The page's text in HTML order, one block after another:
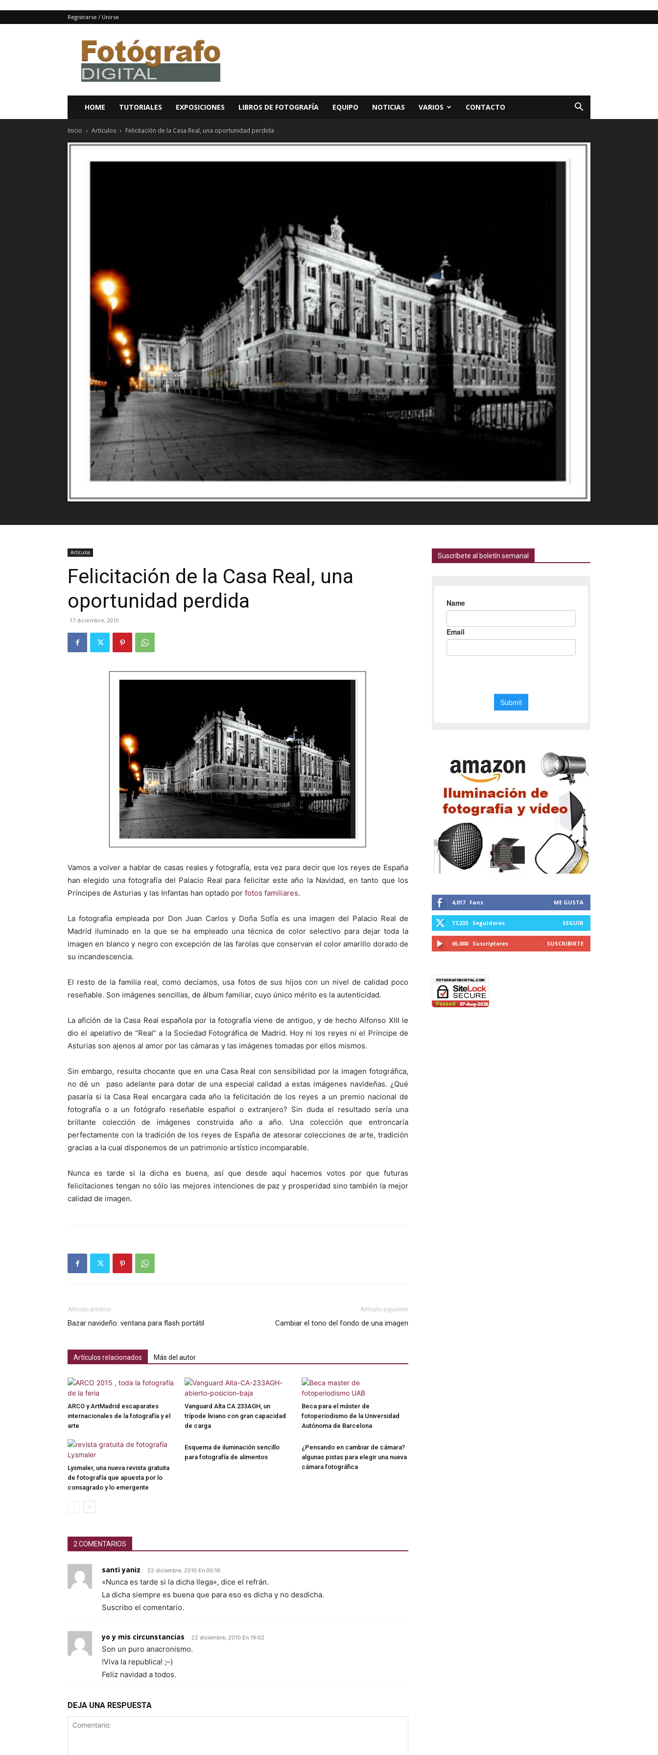
Registrarse / Unirse
Fotografo
digital
y
tutoriales
Photoshop
HOME TUTORIALES EXPOSICIONES LIBROS DE FOTOGRAFÍA EQUIPO NOTICIAS VARIOS CONTACTO
Inicio Artículos Felicitación de la Casa Real, una oportunidad perdida
Artículos
Felicitación de la Casa Real, una
oportunidad perdida
17 diciembre, 2010
Vamos a volver a hablar de casas reales y fotografía, esta vez para decir que los reyes de España
han elegido una fotografía del Palacio Real para felicitar este año la Navidad, en tanto que los
Príncipes de Asturias y las Infantas han optado por fotos familiares.
La fotografía empleada por Don Juan Carlos y Doña Sofía es una imagen del Palacio Real de
Madrid iluminado en la que se ha empleado una técnica de color selectivo para dejar toda la
imagen en blanco y negro con excepción de las farolas que conservan el color amarillo dorado de
su incandescencia.
El resto de la familia real, como decíamos, usa fotos de sus hijos con un nivel de calidad poco
reseñable. Son imágenes sencillas, de álbum familiar, cuyo único mérito es la autenticidad.
La afición de la Casa Real española por la fotografía viene de antiguo, y de hecho Alfonso XIII le
dio el apelativo de “Real” a la Sociedad Fotográfica de Madrid. Hoy ni los reyes ni el Príncipe de
Asturias son ajenos al amor por las cámaras y las imágenes tomadas por ellos mismos.
Sin embargo, resulta chocante que en una Casa Real con sensibilidad por la imagen fotográfica,
no dé un paso adelante para dotar de una especial calidad a estas imágenes navideñas. ¿Qué
pasaría si la Casa Real encargara cada año la felicitación de los reyes a un premio nacional de
fotografía o a un fotógrafo reseñable español o extranjero? Sin duda el resultado sería una
brillante colección de imágenes construida año a año. Una colección que entroncaría
perfectamente con la tradición de los reyes de España de atesorar colecciones de arte, tradición
gracias a la cual disponemos de un patrimonio artístico incomparable.
Nunca es tarde si la dicha es buena, así que desde aquí hacemos votos por que futuras
felicitaciones tengan no sólo las mejores intenciones de paz y prosperidad sino también la mejor
calidad de imagen.
Artículo anterior
Bazar navideño: ventana para flash portátil
Artículo siguiente
Cambiar el tono del fondo de una imagen
Artículos relacionados Más del autor
ARCO y ArtMadrid escaparates
internacionales de la fotografía y el
arte
Vanguard Alta CA 233AGH, un
trípode liviano con gran capacidad
de carga
Beca para el máster de
fotoperiodismo de la Universidad
Autónoma de Barcelona
Lysmaler, una nueva revista gratuita
de fotografía que apuesta por lo
consagrado y lo emergente
Esquema de iluminación sencillo
para fotografía de alimentos
¿Pensando en cambiar de cámara?
algunas pistas para elegir una nueva
cámara fotográfica
2 COMENTARIOS
santi yaniz 22 diciembre, 2010 En 00:16
«Nunca es tarde si la dicha llega», dice el refrán.
La dicha siempre es buena que para eso es dicha y no desdicha.
Suscribo el comentario.
yo y mis circunstancias 22 diciembre, 2010 En 19:02
Son un puro anacronismo.
!Viva la republica! ;–)
Feliz navidad a todos.
DEJA UNA RESPUESTA
Suscríbete al boletín semanal
4,017 Fans ME GUSTA
17,233 Seguidores SEGUIR
65,000 Suscriptores SUSCRIBIRTE